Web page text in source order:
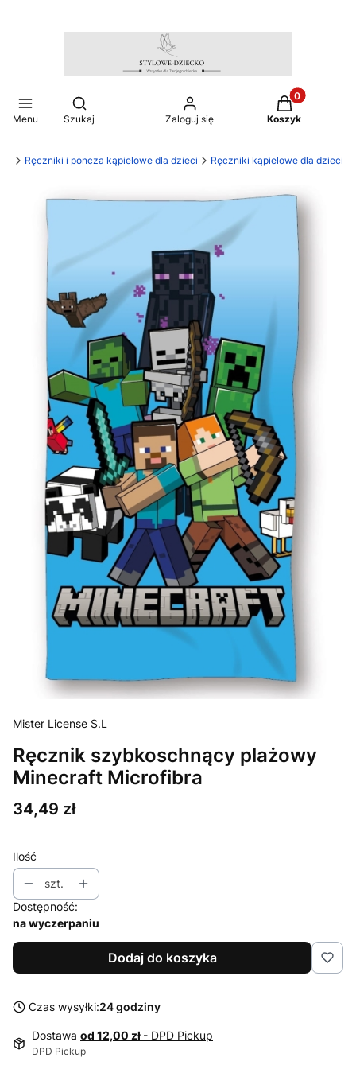
Menu
Otwórz wyszukiwarkę
Szukaj Zaloguj się
Produkty w
Koszyk
Ręczniki i poncza kąpielowe dla dzieci Ręczniki kąpielowe dla dzieci
Mister License S.L
Ręcznik szybkoschnący plażowy
Minecraft Microfibra
Cena
34,49 zł
Ilość
szt.
Dostępność:
na wyczerpaniu
Dodaj do koszyka
Czas wysyłki:24 godziny
Dostawa od 12,00 zł - DPD Pickup
DPD Pickup